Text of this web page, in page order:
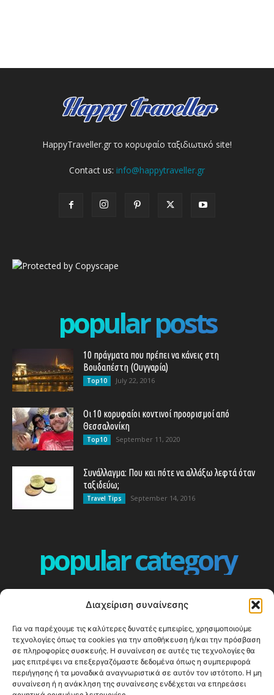
Διαχείριση συναίνεσης
Για να παρέχουμε τις καλύτερες δυνατές εμπειρίες, χρησιμοποιούμε
τεχνολογίες όπως τα cookies για την αποθήκευση ή/και την πρόσβαση
σε πληροφορίες συσκευής. Η συναίνεση σε αυτές τις τεχνολογίες θα
μας επιτρέψει να επεξεργαζόμαστε δεδομένα όπως η συμπεριφορά
περιήγησης ή τα μοναδικά αναγνωριστικά σε αυτόν τον ιστότοπο. Η μη
συναίνεση ή η ανάκληση της συναίνεσης ενδέχεται να επηρεάσει
HappyTraveller.gr το κορυφαίο ταξιδιωτικό site!
Contact us: info@happytraveller.gr
popular posts
10 πράγματα που πρέπει να κάνεις στη
Βουδαπέστη (Ουγγαρία)
Top10 July 22, 2016
Οι 10 κορυφαίοι κοντινοί προορισμοί από
Θεσσαλονίκη
Top10 September 11, 2020
Συνάλλαγμα: Που και πότε να αλλάξω λεφτά όταν
ταξιδεύω;
Travel Tips September 14, 2016
popular category
360
ΕΥΡΩΠΗ
332
ΚΟΣΜΟΣ - WORLD
328
Top10
303
Cool spots